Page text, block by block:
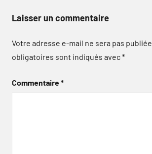
Laisser un commentaire
Votre adresse e-mail ne sera pas publiée.
obligatoires sont indiqués avec*
Commentaire*